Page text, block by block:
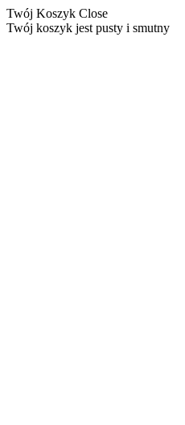
Twój Koszyk Close
Twój koszyk jest pusty i smutny